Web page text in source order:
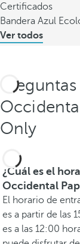
Certificados
Bandera Azul
Ver todos
Only
¿Cuál es el
Occidental
El horario de
es a partir de las
es a las 12:00